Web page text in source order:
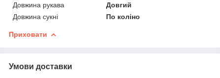
Довжина рукава
Довгий
Довжина сукні
По коліно
Приховати
Умови доставки